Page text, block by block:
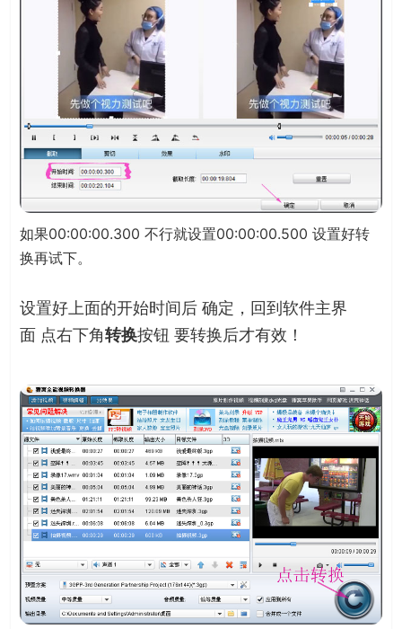
如果00:00:00.300 不行就设置00:00:00.500 设置好转
换再试下。
设置好上面的开始时间后 确定，回到软件主界
面 点右下角转换按钮 要转换后才有效！